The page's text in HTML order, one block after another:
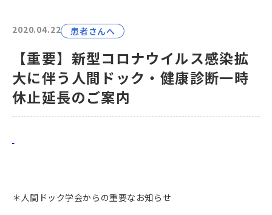
2020.04.22 患者さんへ
【重要】新型コロナウイルス感染拡
大に伴う人間ドック・健康診断一時
休止延長のご案内
＊人間ドック学会からの重要なお知らせ